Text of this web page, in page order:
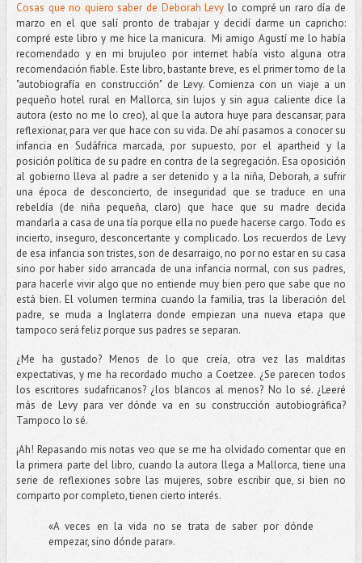
Cosas que no quiero saber de Deborah Levy lo compré un raro día de
marzo en el que salí pronto de trabajar y decidí darme un capricho:
compré este libro y me hice la manicura. Mi amigo Agustí me lo había
recomendado y en mi brujuleo por internet había visto alguna otra
recomendación fiable. Este libro, bastante breve, es el primer tomo de la
"autobiografía en construcción" de Levy. Comienza con un viaje a un
pequeño hotel rural en Mallorca, sin lujos y sin agua caliente dice la
autora (esto no me lo creo), al que la autora huye para descansar, para
reflexionar, para ver que hace con su vida. De ahí pasamos a conocer su
infancia en Sudáfrica marcada, por supuesto, por el apartheid y la
posición política de su padre en contra de la segregación. Esa oposición
al gobierno lleva al padre a ser detenido y a la niña, Deborah, a sufrir
una época de desconcierto, de inseguridad que se traduce en una
rebeldía (de niña pequeña, claro) que hace que su madre decida
mandarla a casa de una tía porque ella no puede hacerse cargo. Todo es
incierto, inseguro, desconcertante y complicado. Los recuerdos de Levy
de esa infancia son tristes, son de desarraigo, no por no estar en su casa
sino por haber sido arrancada de una infancia normal, con sus padres,
para hacerle vivir algo que no entiende muy bien pero que sabe que no
está bien. El volumen termina cuando la familia, tras la liberación del
padre, se muda a Inglaterra donde empiezan una nueva etapa que
tampoco será feliz porque sus padres se separan.
¿Me ha gustado? Menos de lo que creía, otra vez las malditas
expectativas, y me ha recordado mucho a Coetzee. ¿Se parecen todos
los escritores sudafricanos? ¿los blancos al menos? No lo sé. ¿Leeré
más de Levy para ver dónde va en su construcción autobiográfica?
Tampoco lo sé.
¡Ah! Repasando mis notas veo que se me ha olvidado comentar que en
la primera parte del libro, cuando la autora llega a Mallorca, tiene una
serie de reflexiones sobre las mujeres, sobre escribir que, si bien no
comparto por completo, tienen cierto interés.
«A veces en la vida no se trata de saber por dónde
empezar, sino dónde parar».